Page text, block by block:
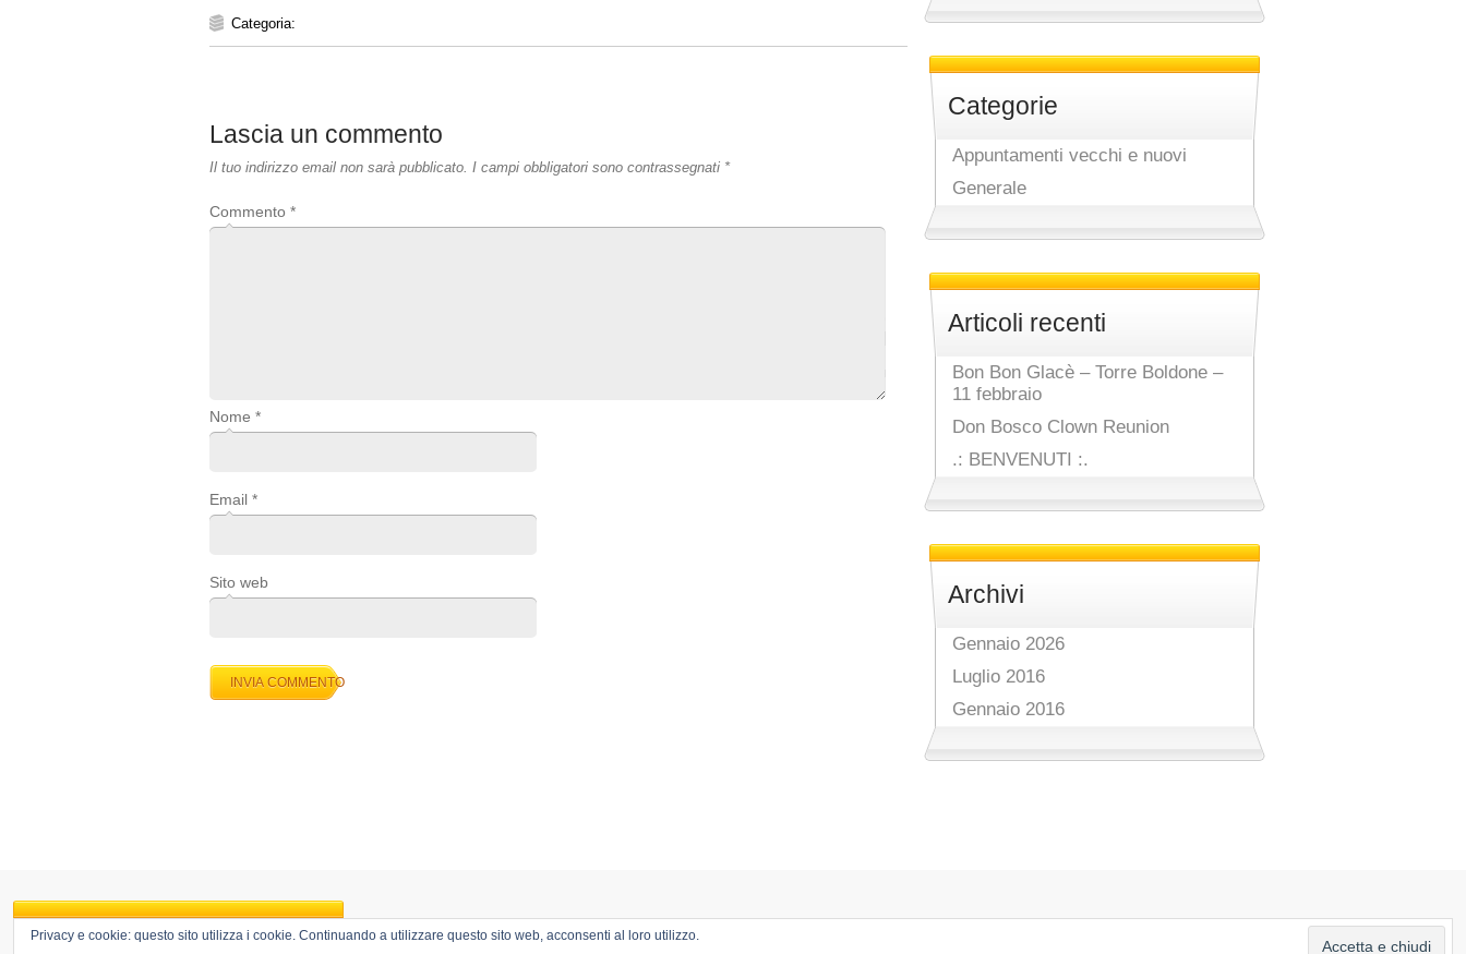
Categoria:
Lascia un commento
Il tuo indirizzo email non sarà pubblicato. I campi obbligatori sono contrassegnati *
Commento *
Nome *
Email *
Sito web
Categorie
Appuntamenti vecchi e nuovi
Generale
Articoli recenti
Bon Bon Glacè – Torre Boldone –
11 febbraio
Don Bosco Clown Reunion
.: BENVENUTI :.
Archivi
Gennaio 2026
Luglio 2016
Gennaio 2016
Privacy e cookie: questo sito utilizza i cookie. Continuando a utilizzare questo sito web, acconsenti al loro utilizzo.